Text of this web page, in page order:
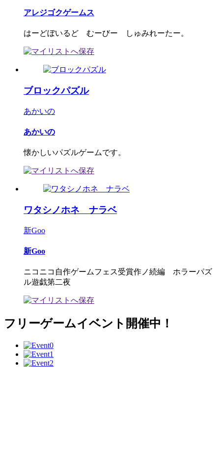
アレジゴクゲームス
はーどぼいるど むーびー しゅみれーたー。
ブロックパズル
あかいの
あかいの
懐かしいパズルゲームです。
ワタシノホネ ナラベ
新Goo
新Goo
ニコニコ自作ゲームフェス受賞作ノ続編 ホラーパズ
ル遊戯第二夜
フリーゲームイベント開催中！